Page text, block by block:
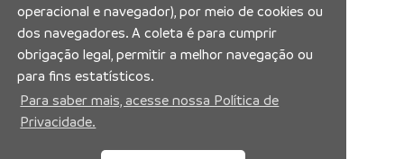
operacional e navegador), por meio de cookies ou
dos navegadores. A coleta é para cumprir
obrigação legal, permitir a melhor navegação ou
para fins estatísticos.
Para saber mais, acesse nossa Política de
Privacidade.